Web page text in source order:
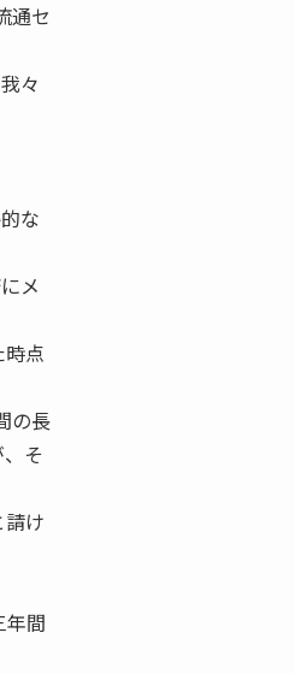
通セ
々
な
メ
点
の長
そ
け
間